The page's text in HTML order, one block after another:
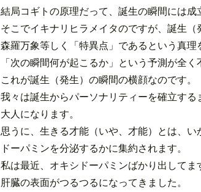
結局コギトの原理だって、誕生の瞬間には成
そこでイキナリヒラメイタのですが、誕生（
森羅万象等しく「特異点」であるという真理
「次の瞬間何が起こるか」という予測が全く
これが誕生（発生）の瞬間の横顔なのです。
我々は誕生からパーソナリティーを確立す
大人になります。
思うに、生きる才能（いや、才能）とは、い
ドーパミンを分泌するかに集約されます。
私は最近、オキシドーパミンばかり出してま
肝臓の表面がつるつるになってきました。